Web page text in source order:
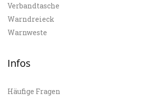
Verbandtasche
Warndreieck
Warnweste
Infos
Häufige Fragen